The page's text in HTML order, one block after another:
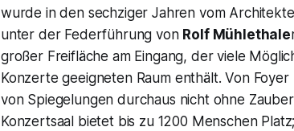
wurde in den sechziger Jahren vom
unter der Federführung von Rolf Mühlethale
großer Freifläche am Eingang, der viele
Konzerte geeigneten Raum enthält. Von
von Spiegelungen durchaus nicht ohne
Konzertsaal bietet bis zu 1200 Menschen